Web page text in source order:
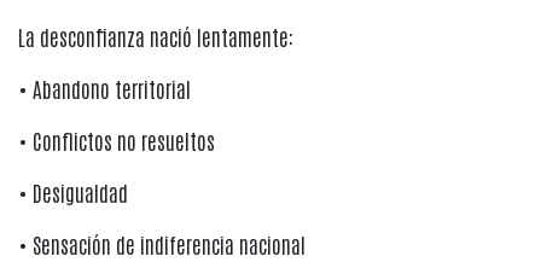
La desconfianza nació lentamente:
• Abandono territorial
• Conflictos no resueltos
• Desigualdad
• Sensación de indiferencia nacional